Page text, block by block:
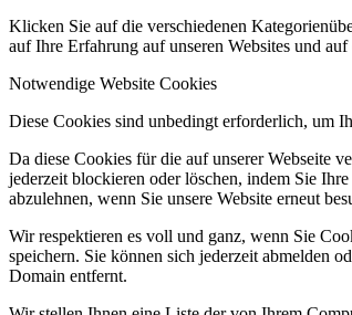
Klicken Sie auf die verschiedenen
auf Ihre Erfahrung auf unseren Websites und
Notwendige Website Cookies
Diese Cookies sind unbedingt erforderlich, um
Da diese Cookies für die auf unserer Webseite
jederzeit blockieren oder löschen, indem Sie
abzulehnen, wenn Sie unsere Website erneut
Wir respektieren es voll und ganz, wenn Sie
speichern. Sie können sich jederzeit abmelden
Domain entfernt.